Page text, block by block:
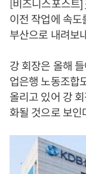
이전 작업에 속
부산으로 내려보
강 회장은 올해
업은행 노동조합
올리고 있어 강
화될 것으로 보인